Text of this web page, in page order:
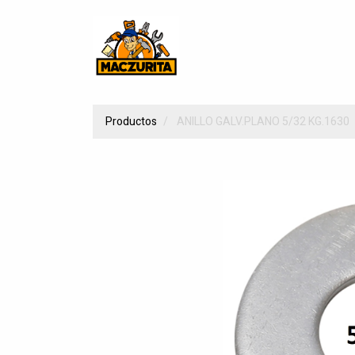
Productos ANILLO GALV.PLANO 5/32 KG.1630